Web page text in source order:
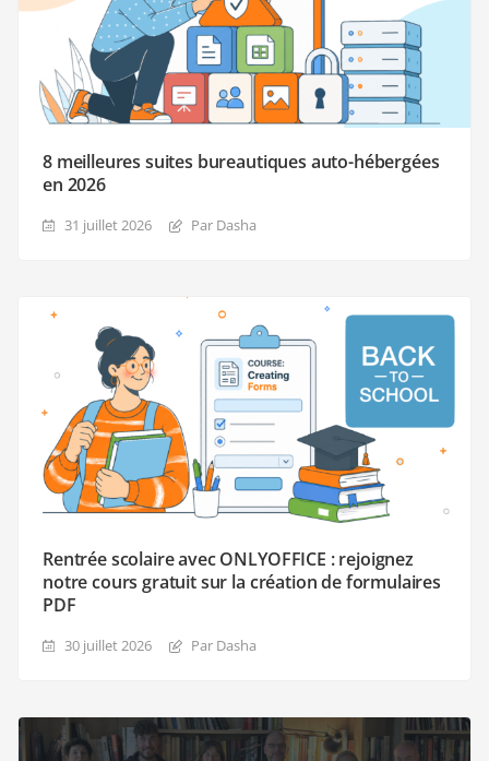
8 meilleures suites bureautiques auto-hébergées
en 2026
31 juillet 2026 Par Dasha
Rentrée scolaire avec ONLYOFFICE : rejoignez
notre cours gratuit sur la création de formulaires
PDF
30 juillet 2026 Par Dasha